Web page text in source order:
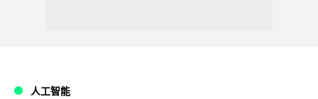
人工智能